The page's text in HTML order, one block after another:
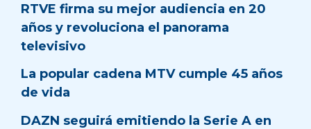
RTVE firma su mejor audiencia en 20
años y revoluciona el panorama
televisivo
La popular cadena MTV cumple 45 años
de vida
DAZN seguirá emitiendo la Serie A en